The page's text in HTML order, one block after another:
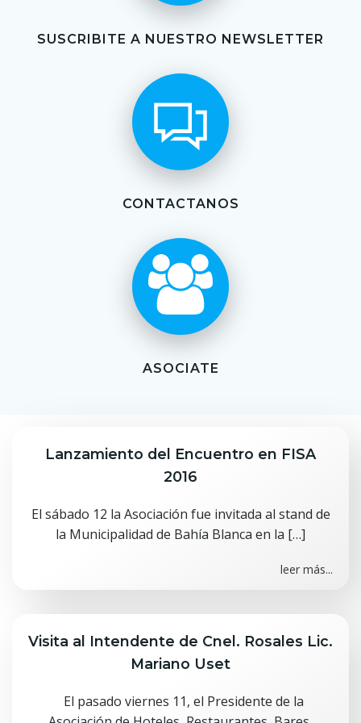
SUSCRIBITE A NUESTRO NEWSLETTER
CONTACTANOS
ASOCIATE
Lanzamiento del Encuentro en FISA
2016
El sábado 12 la Asociación fue invitada al stand de
la Municipalidad de Bahía Blanca en la […]
leer más...
Visita al Intendente de Cnel. Rosales Lic.
Mariano Uset
El pasado viernes 11, el Presidente de la